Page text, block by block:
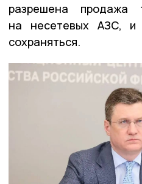
разрешена продажа
на несетевых АЗС, и
сохраняться.